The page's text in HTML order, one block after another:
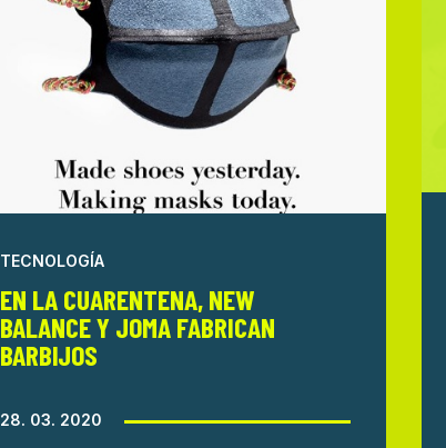
TECNOLOGÍA
EN LA CUARENTENA, NEW
BALANCE Y JOMA FABRICAN
BARBIJOS
28. 03. 2020